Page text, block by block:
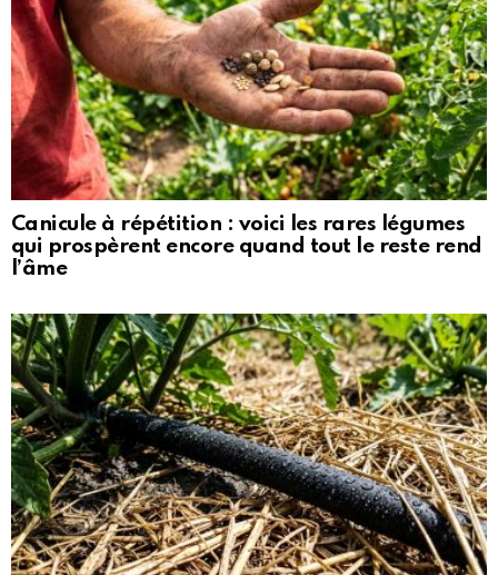
Canicule à répétition : voici les rares légumes
qui prospèrent encore quand tout le reste rend
l’âme